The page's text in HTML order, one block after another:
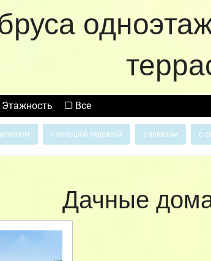
Этажность Все
с большой террасой с эркером с
Дачные